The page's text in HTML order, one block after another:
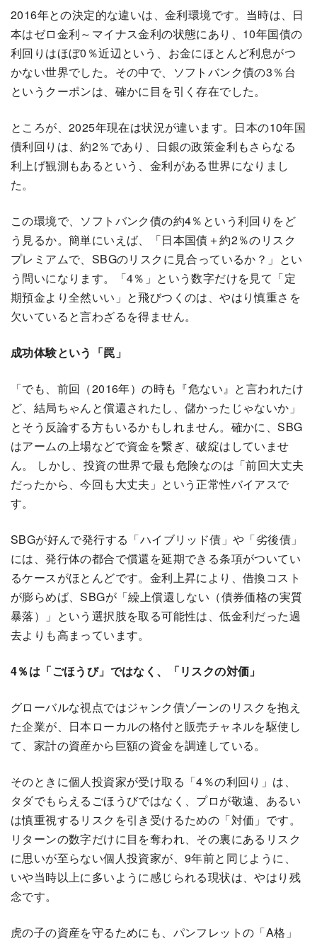
2016年との決定的な違いは、金利環境です。当時は、日
本はゼロ金利～マイナス金利の状態にあり、10年国債の
利回りはほぼ0％近辺という、お金にほとんど利息がつ
かない世界でした。その中で、ソフトバンク債の3％台
というクーポンは、確かに目を引く存在でした。
ところが、2025年現在は状況が違います。日本の10年国
債利回りは、約2％であり、日銀の政策金利もさらなる
利上げ観測もあるという、金利がある世界になりまし
た。
この環境で、ソフトバンク債の約4％という利回りをど
う見るか。簡単にいえば、「日本国債＋約2％のリスク
プレミアムで、SBGのリスクに見合っているか？」とい
う問いになります。「4％」という数字だけを見て「定
期預金より全然いい」と飛びつくのは、やはり慎重さを
欠いていると言わざるを得ません。
成功体験という「罠」
「でも、前回（2016年）の時も『危ない』と言われたけ
ど、結局ちゃんと償還されたし、儲かったじゃないか」
とそう反論する方もいるかもしれません。確かに、SBG
はアームの上場などで資金を繋ぎ、破綻はしていませ
ん。 しかし、投資の世界で最も危険なのは「前回大丈夫
だったから、今回も大丈夫」という正常性バイアスで
す。
SBGが好んで発行する「ハイブリッド債」や「劣後債」
には、発行体の都合で償還を延期できる条項がついてい
るケースがほとんどです。金利上昇により、借換コスト
が膨らめば、SBGが「繰上償還しない（債券価格の実質
暴落）」という選択肢を取る可能性は、低金利だった過
去よりも高まっています。
4％は「ごほうび」ではなく、「リスクの対価」
グローバルな視点ではジャンク債ゾーンのリスクを抱え
た企業が、日本ローカルの格付と販売チャネルを駆使し
て、家計の資産から巨額の資金を調達している。
そのときに個人投資家が受け取る「4％の利回り」は、
タダでもらえるごほうびではなく、プロが敬遠、あるい
は慎重視するリスクを引き受けるための「対価」です。
リターンの数字だけに目を奪われ、その裏にあるリスク
に思いが至らない個人投資家が、9年前と同じように、
いや当時以上に多いように感じられる現状は、やはり残
念です。
虎の子の資産を守るためにも、パンフレットの「A格」